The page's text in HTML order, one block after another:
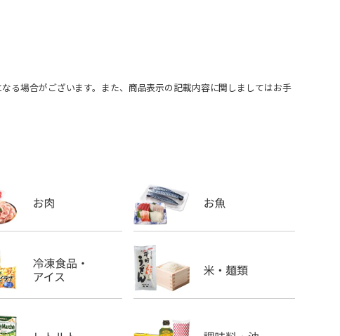
る場合がございます。また、商品表示の記載内容に関しましてはお手